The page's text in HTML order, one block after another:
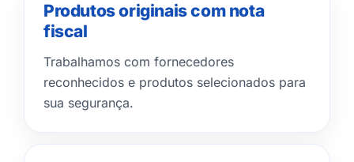
Produtos originais com nota
fiscal
Trabalhamos com fornecedores
reconhecidos e produtos selecionados para
sua segurança.